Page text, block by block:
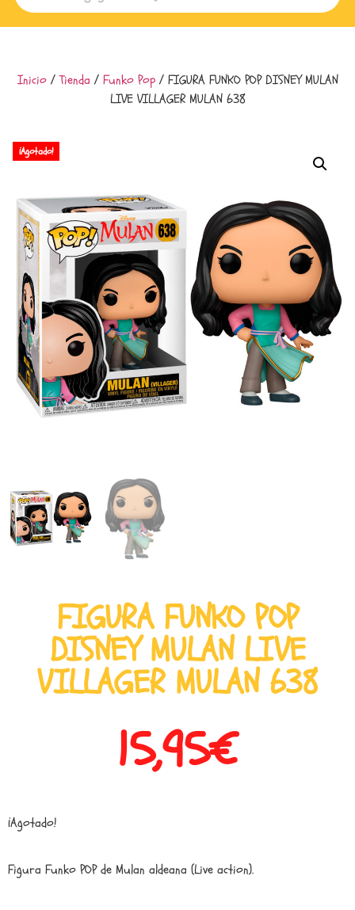
Inicio/Tienda / Funko Pop/ FIGURA FUNKO POP DISNEY MULAN
LIVE VILLAGER MULAN 638
¡Agotado!
FIGURA FUNKO POP
DISNEY MULAN LIVE
VILLAGER MULAN 638
15,95€
¡Agotado!
Figura Funko POP de Mulan aldeana (Live action).